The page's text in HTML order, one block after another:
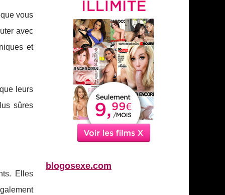
vous
avec
et
leurs
sûres
Elles
blogosexe.com